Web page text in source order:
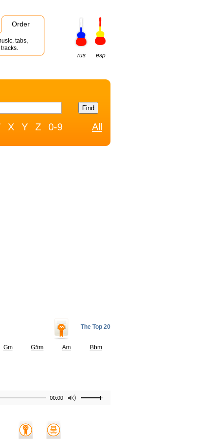
Order
tabs,
rus
esp
X Y Z 0-9 All
The Top 20
Gm G#m Am Bbm
00:00